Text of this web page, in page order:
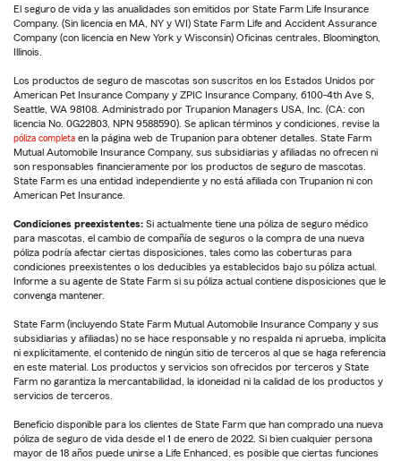
El seguro de vida y las anualidades son emitidos por State Farm Life Insurance
Company. (Sin licencia en MA, NY y WI) State Farm Life and Accident Assurance
Company (con licencia en New York y Wisconsin) Oficinas centrales, Bloomington,
Illinois.
Los productos de seguro de mascotas son suscritos en los Estados Unidos por
American Pet Insurance Company y ZPIC Insurance Company, 6100-4th Ave S,
Seattle, WA 98108. Administrado por Trupanion Managers USA, Inc. (CA: con
licencia No. 0G22803, NPN 9588590). Se aplican términos y condiciones, revise la
póliza completa en la página web de Trupanion para obtener detalles. State Farm
Mutual Automobile Insurance Company, sus subsidiarias y afiliadas no ofrecen ni
son responsables financieramente por los productos de seguro de mascotas.
State Farm es una entidad independiente y no está afiliada con Trupanion ni con
American Pet Insurance.
Condiciones preexistentes: Si actualmente tiene una póliza de seguro médico
para mascotas, el cambio de compañía de seguros o la compra de una nueva
póliza podría afectar ciertas disposiciones, tales como las coberturas para
condiciones preexistentes o los deducibles ya establecidos bajo su póliza actual.
Informe a su agente de State Farm si su póliza actual contiene disposiciones que le
convenga mantener.
State Farm (incluyendo State Farm Mutual Automobile Insurance Company y sus
subsidiarias y afiliadas) no se hace responsable y no respalda ni aprueba, implícita
ni explícitamente, el contenido de ningún sitio de terceros al que se haga referencia
en este material. Los productos y servicios son ofrecidos por terceros y State
Farm no garantiza la mercantabilidad, la idoneidad ni la calidad de los productos y
servicios de terceros.
Beneficio disponible para los clientes de State Farm que han comprado una nueva
póliza de seguro de vida desde el 1 de enero de 2022. Si bien cualquier persona
mayor de 18 años puede unirse a Life Enhanced, es posible que ciertas funciones